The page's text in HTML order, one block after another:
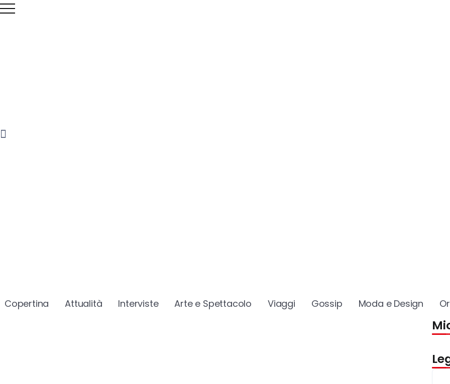
Copertina Attualità Interviste Arte e Spettacolo Viaggi Gossip Moda e Design